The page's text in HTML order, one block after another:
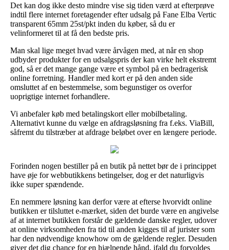
Det kan dog ikke desto mindre vise sig tiden værd at efterprøve
indtil flere internet foretagender efter udsalg på Fane Elba Vertic
transparent 65mm 25st/pkt inden du køber, så du er
velinformeret til at få den bedste pris.
Man skal lige meget hvad være årvågen med, at når en shop
udbyder produkter for en udsalgspris der kan virke helt ekstremt
god, så er det mange gange være et symbol på en bedragerisk
online forretning. Handler med kort er på den anden side
omsluttet af en bestemmelse, som begunstiger os overfor
uoprigtige internet forhandlere.
Vi anbefaler køb med betalingskort eller mobilbetaling.
Alternativt kunne du vælge en afdragsløsning fra f.eks. ViaBill,
såfremt du tilstræber at afdrage beløbet over en længere periode.
Forinden nogen bestiller på en butik på nettet bør de i princippet
have øje for webbutikkens betingelser, dog er det naturligvis
ikke super spændende.
En nemmere løsning kan derfor være at efterse hvorvidt online
butikken er tilsluttet e-mærket, siden det burde være en angivelse
af at internet butikken forstår de gældende danske regler, udover
at online virksomheden fra tid til anden kigges til af jurister som
har den nødvendige knowhow om de gældende regler. Desuden
giver det dig chance for en hjælpende hånd, ifald du forvoldes